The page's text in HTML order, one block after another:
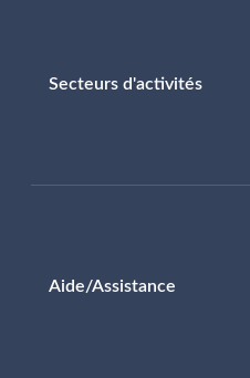
Secteurs d'activités
Aide/Assistance